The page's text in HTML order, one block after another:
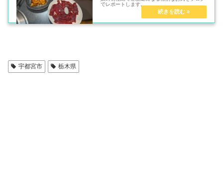
でレポートします。
宇都宮市 栃木県